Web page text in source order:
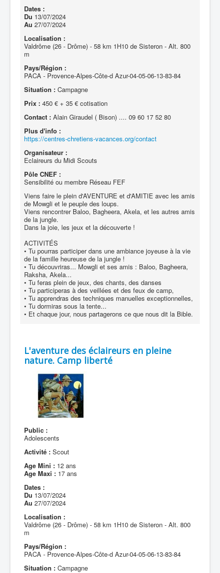
Dates :
Du 13/07/2024
Au 27/07/2024
Localisation :
Valdrôme (26 - Drôme) - 58 km 1H10 de Sisteron - Alt. 800
m
Pays/Région :
PACA - Provence-Alpes-Côte-d Azur-04-05-06-13-83-84
Situation : Campagne
Prix : 450 € + 35 € cotisation
Contact : Alain Giraudel ( Bison) .... 09 60 17 52 80
Plus d'info :
https://centres-chretiens-vacances.org/contact
Organisateur :
Eclaireurs du Midi Scouts
Pôle CNEF :
Sensibilité ou membre Réseau FEF
Viens faire le plein d'AVENTURE et d'AMITIE avec les amis
de Mowgli et le peuple des loups.
Viens rencontrer Baloo, Bagheera, Akela, et les autres amis
de la jungle.
Dans la joie, les jeux et la découverte !
ACTIVITÉS
• Tu pourras participer dans une ambiance joyeuse à la vie
de la famille heureuse de la jungle !
• Tu découvriras... Mowgli et ses amis : Baloo, Bagheera,
Raksha, Akela...
• Tu feras plein de jeux, des chants, des danses
• Tu participeras à des veillées et des feux de camp,
• Tu apprendras des techniques manuelles exceptionnelles,
• Tu dormiras sous la tente...
• Et chaque jour, nous partagerons ce que nous dit la Bible.
L'aventure des éclaireurs en pleine
nature. Camp liberté
Public :
Adolescents
Activité : Scout
Age Mini : 12 ans
Age Maxi : 17 ans
Dates :
Du 13/07/2024
Au 27/07/2024
Localisation :
Valdrôme (26 - Drôme) - 58 km 1H10 de Sisteron - Alt. 800
m
Pays/Région :
PACA - Provence-Alpes-Côte-d Azur-04-05-06-13-83-84
Situation : Campagne